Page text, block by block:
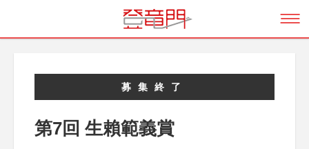
募集終了
第7回 生賴範義賞